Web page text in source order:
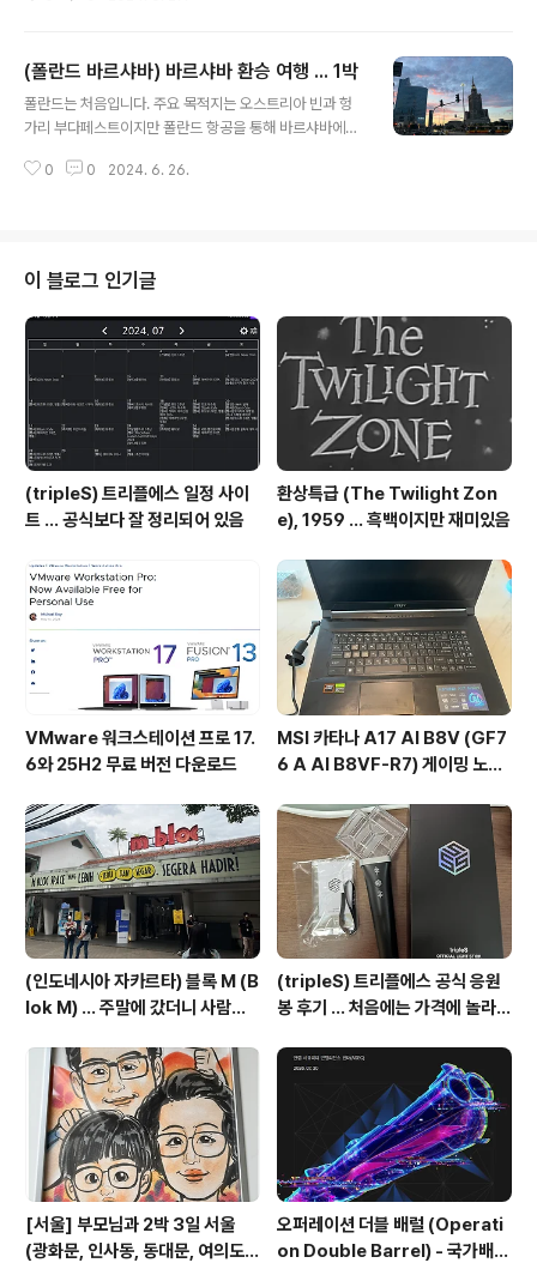
로만 이동했습니다. * 궁 (09:10) 벨베데레 궁전 벨베데레
궁전은 비엔나 중앙역에서 가깝습니다. 가이드가 뒤쪽으
로 나오지 말라고 했는데....가족 중 누군가 저쪽으로 나가
1:27) 호프부르크 왕궁현재 대통령 관저가 있는 곳입니
(폴란드 바르샤바) 바르샤바 환승 여행 ... 1박
폴란드는 처음입니다. 주요 목적지는 오스트리아 빈과 헝
가리 부다페스트이지만 폴란드 항공을 통해 바르샤바에서
는 괜찮았습니다. https://xcoolcat7.tistory.com/157
기대는 안했지만 이외로 괜찮은 부분이 있었습니다. 작년
에는 루프트한자 항공으로 독일xcoolcat7.tistory.co
m . 여행 가이드 : 바르샤바https://www.youtube.co
m/watch?v=DA30eyF14Sw 하지만, 저녁 늦게 도착해
서 다음날 오후에 출발해야해서 주어진 시간..
0 0 2024. 6. 26.
이 블로그 인기글
(tripleS) 트리플에스 일정 사이
트 ... 공식보다 잘 정리되어 있음
환상특급 (The Twilight Zon
e), 1959 ... 흑백이지만 재미있음
VMware 워크스테이션 프로 17.
6와 25H2 무료 버전 다운로드
MSI 카타나 A17 AI B8V (GF7
6 A AI B8VF-R7) 게이밍 노트
(인도네시아 자카르타) 블록 M (B
lok M) ... 주말에 갔더니 사람이
(tripleS) 트리플에스 공식 응원
봉 후기 ... 처음에는 가격에 놀라고
[서울] 부모님과 2박 3일 서울
(광화문, 인사동, 동대문, 여의도)
오퍼레이션 더블 배럴 (Operati
on Double Barrel) - 국가배후